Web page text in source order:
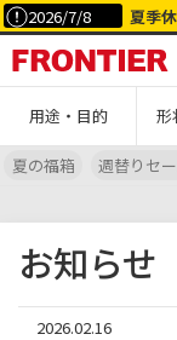
2026/7/8 夏季
用途・目的 形
夏の福箱 週替りセ
お知らせ
2026.02.16